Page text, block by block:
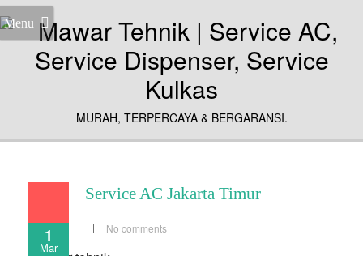
Menu
MURAH, TERPERCAYA & BERGARANSI.
1
Mar
Service AC Jakarta Timur
No comments